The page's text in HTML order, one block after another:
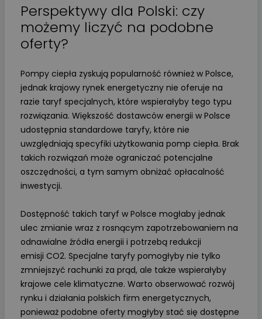
Perspektywy dla Polski: czy
możemy liczyć na podobne
oferty?
Pompy ciepła zyskują popularność również w Polsce,
jednak krajowy rynek energetyczny nie oferuje na
razie taryf specjalnych, które wspierałyby tego typu
rozwiązania. Większość dostawców energii w Polsce
udostępnia standardowe taryfy, które nie
uwzględniają specyfiki użytkowania pomp ciepła. Brak
takich rozwiązań może ograniczać potencjalne
oszczędności, a tym samym obniżać opłacalność
inwestycji.
Dostępność takich taryf w Polsce mogłaby jednak
ulec zmianie wraz z rosnącym zapotrzebowaniem na
odnawialne źródła energii i potrzebą redukcji
emisji CO2. Specjalne taryfy pomogłyby nie tylko
zmniejszyć rachunki za prąd, ale także wspierałyby
krajowe cele klimatyczne. Warto obserwować rozwój
rynku i działania polskich firm energetycznych,
ponieważ podobne oferty mogłyby stać się dostępne